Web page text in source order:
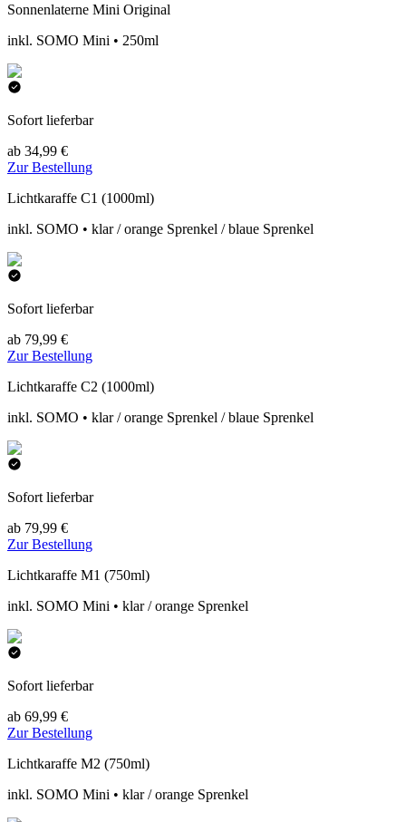
Sonnenlaterne Mini Original
inkl. SOMO Mini • 250ml
Sofort lieferbar
ab 34,99 €
Zur Bestellung
Lichtkaraffe C1 (1000ml)
inkl. SOMO • klar / orange Sprenkel / blaue Sprenkel
Sofort lieferbar
ab 79,99 €
Zur Bestellung
Lichtkaraffe C2 (1000ml)
inkl. SOMO • klar / orange Sprenkel / blaue Sprenkel
Sofort lieferbar
ab 79,99 €
Zur Bestellung
Lichtkaraffe M1 (750ml)
inkl. SOMO Mini • klar / orange Sprenkel
Sofort lieferbar
ab 69,99 €
Zur Bestellung
Lichtkaraffe M2 (750ml)
inkl. SOMO Mini • klar / orange Sprenkel